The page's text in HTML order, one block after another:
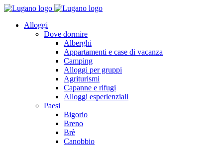
Alloggi
Dove dormire
Alberghi
Appartamenti e case di vacanza
Camping
Alloggi per gruppi
Agriturismi
Capanne e rifugi
Alloggi esperienziali
Paesi
Bigorio
Breno
Brè
Canobbio